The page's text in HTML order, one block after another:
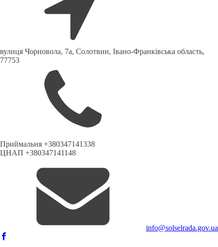
вулиця Чорновола, 7a, Солотвин, Івано-Франківська область,
77753
Приймальня +380347141338
ЦНАП +380347141148
info@solselrada.gov.ua